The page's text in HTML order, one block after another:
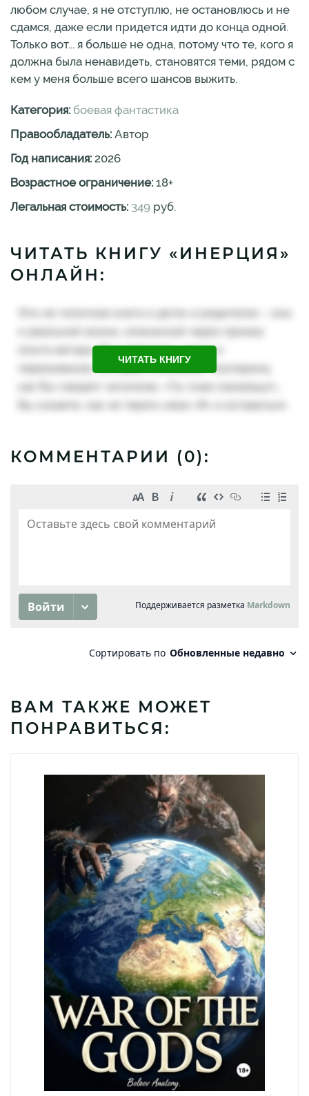
любом случае, я не отступлю, не остановлюсь и не
сдамся, даже если придется идти до конца одной.
Только вот... я больше не одна, потому что те, кого я
должна была ненавидеть, становятся теми, рядом с
кем у меня больше всего шансов выжить.
Категория: боевая фантастика
Правообладатель: Автор
Год написания: 2026
Возрастное ограничение: 18+
Легальная стоимость: 349 руб.
ЧИТАТЬ КНИГУ «ИНЕРЦИЯ»
ОНЛАЙН:
ЧИТАТЬ КНИГУ
КОММЕНТАРИИ (0):
ВАМ ТАКЖЕ МОЖЕТ
ПОНРАВИТЬСЯ: